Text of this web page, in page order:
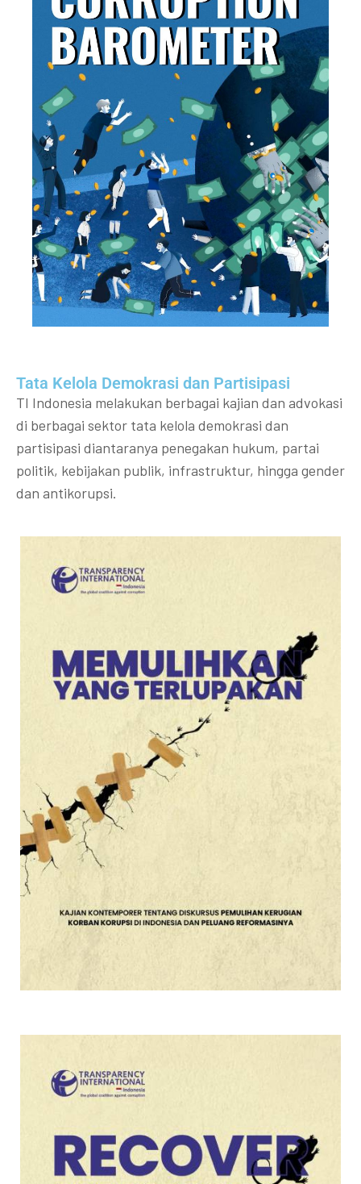
Tata Kelola Demokrasi dan Partisipasi​
TI Indonesia melakukan berbagai kajian dan advokasi
di berbagai sektor tata kelola demokrasi dan
partisipasi diantaranya penegakan hukum, partai
politik, kebijakan publik, infrastruktur, hingga gender
dan antikorupsi.